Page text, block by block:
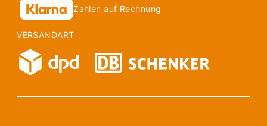
Zahlen auf Rechnung
VERSANDART